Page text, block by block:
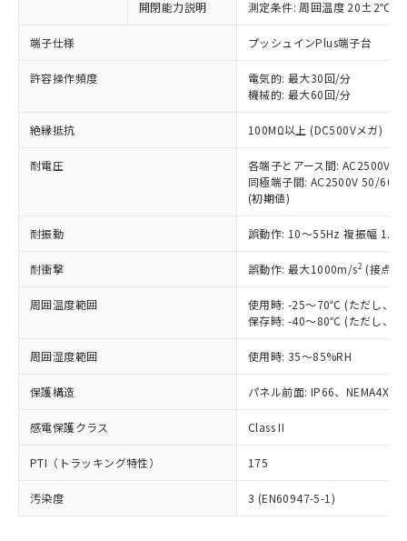
開閉能力説明 測定条件: 周囲温度 20±2℃、
端子仕様 プッシュインPlus端子台
許容操作頻度
電気的: 最大30回/分
機械的: 最大60回/分
絶縁抵抗 100MΩ以上 (DC500Vメガ)
耐電圧
各端子とアース間: AC2500V
同極端子間: AC2500V 50/
(初期値)
耐振動 誤動作: 10～55Hz 複振幅
耐衝撃 誤動作: 最大1000m/s2 (接点
周囲温度範囲
使用時: -25～70℃ (ただし、氷
保存時: -40～80℃ (ただし、氷
周囲湿度範囲 使用時: 35～85%RH
保護構造 パネル前面: IP66、NEMA4X,
感電保護クラス Class II
PTI（トラッキング特性） 175
汚染度 3 (EN60947-5-1)
以下の条件をお読みいただき、同意のうえ
ご利用ください。
本サービスは、当社制御機器事業取扱
商品の当社在庫状況および標準価格
(税抜)を提供させていただくもので
当社制御機器事業取扱商品の中には、
本サービスの対象外となる商品もある
ことをご了承ください。
在庫状況および標準価格照会結果は、
記載している更新日時点での社内デー
タに基づき作成されるものであり、閲
覧された時点での実際の在庫および標
準価格とは異なる場合があることをご
正式な納期状況および標準価格はお客
様のお取引先、またはお客様担当のオ
ムロン制御機器販売店・当社販売員に
オムロン制御機器販売店や当社販売拠
点は「
販売ネットワーク
」をご確認
在庫状況および標準価格結果を当社の
事前の承諾なく第三者に漏洩または開
示しないようお願いします。
マイパーツ機能（部品リスト作成サー
対応予定なし：EU RoHS指令（10物質）の
非含有に非対応の商品で、対応品を出す予
定はありません。
非含有の対応状況を調査中または確認中の
非該当品：ライセンス料など無形物で、有
害物質有無と関係のない商品です。
仕入先様の事情により、非含有部品として
いたものが、含有品と判明した場合などや
むを得ず変更することがあります。
鉛(Pb) 1000ppm以下、 水銀(Hg) 1000ppm以下、 カド
(PBDE) 1000ppm以下、フタル酸ビス(2-エチルヘキシ
ル) (DEHP)(別名：DOP) 1000ppm以下、フタル酸ブチ
ルベンジル（BBP） 1000ppm以下、フタル酸ジブチル
（DBP） 1000ppm以下、フタル酸ジイソブチル
(DIBP) 1000ppm以下
但し、RoHS指令で産業用監視および制御機器に対する
適用除外項目は除く。
※2 対応予定月
部品在庫の切り替え状況などにより、予定
※1 中国RoHS○×表
「○」：最大均質材料含有率が中国RoHSの
基準値以下であることを示します。
「×」：最大均質材料含有率が中国RoHSの
基準値を超えていることを示します。
「－」：未確認です。当社販売部門へお問
*中国RoHS10物質の基準値 (GB/T26572)：
Pb(鉛) :1000ppm、 Hg(水銀) : 1000ppm、 Cd(カドミウ
Cr(Ⅵ)(六価クロム) : 1000ppm、 PBBs(ポリ臭化ビフェ
ニル類) : 1000ppm、 PBDEs(ポリ臭化ジフェニルエーテ
DBP(フタル酸ジブチル) : 1000ppm、 DIBP(フタル酸ジ
イソブチル) : 1000ppm、 BBP(フタル酸ブチルベンジ
ル) : 1000ppm、
DEHP(フタル酸ビス(2-エチルヘキシル)) : 1000ppm
※2 環境保護使用期限
「ｅ」：有害物質（10物質）のすべてが基
「10」：通常の使用状況下において有害物
当社は、これら貴社製品のうち、外国
為替および外国貿易法に定める商品
（以下｢規制貨物等」という）を輸出
または国外への提供する場合は、日本
国政府の輸出許可(または役務取引許
当社は規制貨物を破棄する場合は、完
全に破砕するなど、違法に輸出されな
いよう必要な手段を講じます。
当社は貴社製品を、核兵器、ミサイ
ル、化学兵器、生物兵器またはその他
武器並びにこれらの製造装置等に一切
使用いたしません。
当社は、貴社製品を第三者に販売する
場合は、上記1、2および3の内容を当
該第三者に通知します。また当社は、
販売先および販売に係わる関係者が違
○ 一定数以上の在庫あり
△ 一定数には満たないが在庫あり
在庫なし(最新の在庫状況につ
たはお客様担当のオムロン制御
機器販売店・当社販売員にご確
空
受注生産機種、また在庫状況の